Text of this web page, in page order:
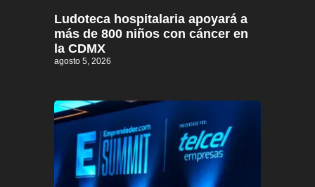
Ludoteca hospitalaria apoyará a
más de 800 niños con cáncer en
la CDMX
agosto 5, 2026